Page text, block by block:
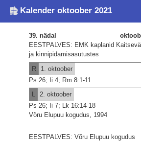
Kalender oktoober 2021
39. nädal
EESTPALVES: EMK kaplanid
ja kinnipidamisasutustes
R
1. oktoober
Ps 26; Ii 4; Rm 8:1-11
L
2. oktoober
Ps 26; Ii 7; Lk 16:14-18
Võru Elupuu kogudus, 1994
EESTPALVES: Võru Elupuu kogudus